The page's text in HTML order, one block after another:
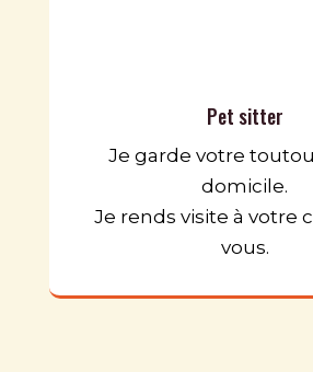
Pet sitter
Je garde votre
domicile.
Je rends visite à votre
vous.